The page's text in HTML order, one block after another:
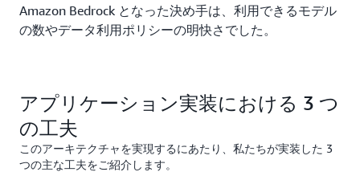
Amazon Bedrock となった決め手は、利用できるモデル
の数やデータ利用ポリシーの明快さでした。
アプリケーション実装における 3 つ
の工夫
このアーキテクチャを実現するにあたり、私たちが実装した 3
つの主な工夫をご紹介します。